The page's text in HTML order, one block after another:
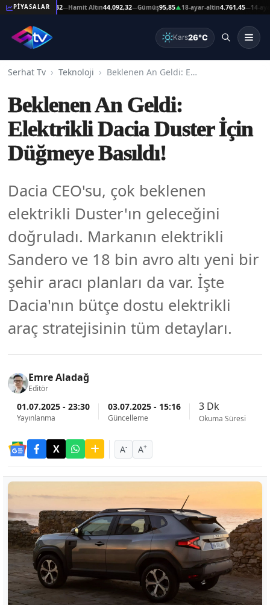
PİYASALAR
Altın44.092,32— Hamit Altın 44.092,32—Gümüş95,85▲18-ayar-altin4.761,45—14-ayar-
Kars26°C
Serhat Tv Teknoloji Beklenen An Geldi: Elektrikli Dacia Duster İçin Düğmeye Basıldı!
Beklenen An Geldi:
Elektrikli Dacia Duster İçin
Düğmeye Basıldı!
Dacia CEO'su, çok beklenen
elektrikli Duster'ın geleceğini
doğruladı. Markanın elektrikli
Sandero ve 18 bin avro altı yeni bir
şehir aracı planları da var. İşte
Dacia'nın bütçe dostu elektrikli
araç stratejisinin tüm detayları.
Emre Aladağ
Editör
01.07.2025 - 23:30
Yayınlanma
03.07.2025 - 15:16
Güncelleme
3 Dk
Okuma Süresi
A- A+